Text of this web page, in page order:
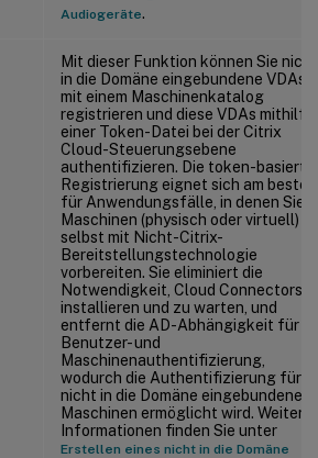
Audiogeräte.
Mit dieser Funktion können Sie nicht
in die Domäne eingebundene VDAs
mit einem Maschinenkatalog
registrieren und diese VDAs mithilfe
einer Token-Datei bei der Citrix
Cloud-Steuerungsebene
authentifizieren. Die token-basierte
Registrierung eignet sich am besten
für Anwendungsfälle, in denen Sie
Maschinen (physisch oder virtuell)
selbst mit Nicht-Citrix-
Bereitstellungstechnologie
vorbereiten. Sie eliminiert die
Notwendigkeit, Cloud Connectors
installieren und zu warten, und
entfernt die AD-Abhängigkeit für
Benutzer- und
Maschinenauthentifizierung,
wodurch die Authentifizierung für
nicht in die Domäne eingebundene
Maschinen ermöglicht wird. Weitere
Informationen finden Sie unter
Erstellen eines nicht in die Domäne